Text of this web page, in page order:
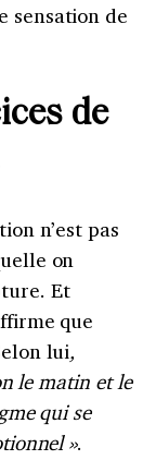
sensation de
de
n’est pas
on
Et
que
lui,
le matin et le
qui se
».